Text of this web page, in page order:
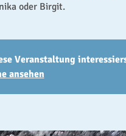
oder Birgit.
Veranstaltung
ansehen